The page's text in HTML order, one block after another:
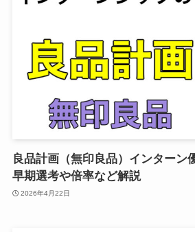
良品計画（無印良品）インターン
早期選考や倍率など解説
2026年4月22日